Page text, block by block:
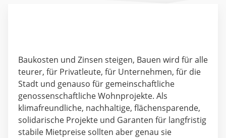
Baukosten und Zinsen steigen, Bauen wird für alle
teurer, für Privatleute, für Unternehmen, für die
Stadt und genauso für gemeinschaftliche
genossenschaftliche Wohnprojekte. Als
klimafreundliche, nachhaltige, flächensparende,
solidarische Projekte und Garanten für langfristig
stabile Mietpreise sollten aber genau sie